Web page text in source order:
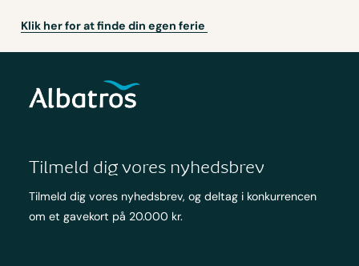
Klik her for at finde din egen ferie
Tilmeld dig vores nyhedsbrev
Tilmeld dig vores nyhedsbrev, og deltag i konkurrencen
om et gavekort på 20.000 kr.